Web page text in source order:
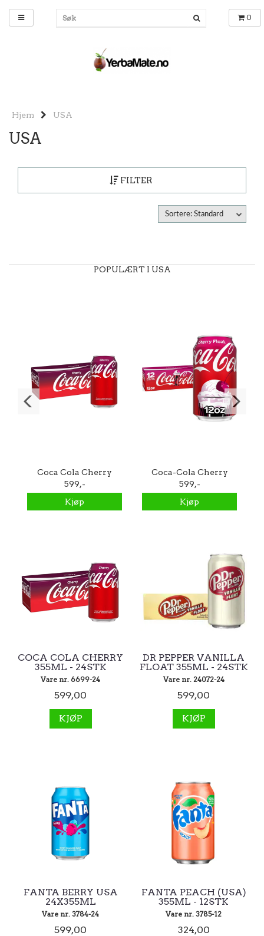
0
Hjem USA
USA
FILTER
Sortere: Standard
POPULÆRT I USA
Coca Cola Cherry
355ml - 24stk
599,-
Kjøp
Coca-Cola Cherry
Float 355ml - 24stk
599,-
Kjøp
COCA COLA CHERRY
355ML - 24STK
Vare nr. 6699-24
599,00
KJØP
DR PEPPER VANILLA
FLOAT 355ML - 24STK
Vare nr. 24072-24
599,00
KJØP
FANTA BERRY USA
24X355ML
Vare nr. 3784-24
599,00
FANTA PEACH (USA)
355ML - 12STK
Vare nr. 3785-12
324,00